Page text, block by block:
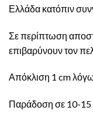
Ελλάδα κατόπιν
Σε περίπτωση
επιβαρύνουν τον
Απόκλιση 1 cm
Παράδοση σε 10-15